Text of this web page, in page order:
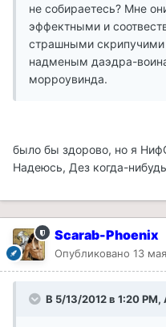
не собираетесь? Мне
эффектными и
страшными
надменым даэдра-
морроувинда.
было бы здорово, но я
Надеюсь, Дез когда-
Scarab-Phoenix
Опубликовано 13
В 5/13/2012 в 1:20 PM,